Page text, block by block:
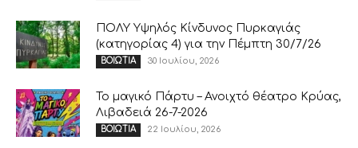
ΠΟΛΥ Υψηλός Κίνδυνος Πυρκαγιάς
(κατηγορίας 4) για την Πέμπτη 30/7/26
ΒΟΙΩΤΙΑ 30 Ιουλίου, 2026
Το μαγικό Πάρτυ – Ανοιχτό θέατρο Κρύας,
Λιβαδειά 26-7-2026
ΒΟΙΩΤΙΑ 22 Ιουλίου, 2026